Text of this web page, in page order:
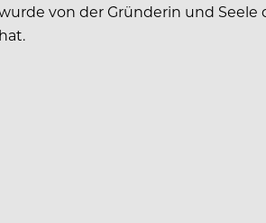
von der Gründerin und Seele